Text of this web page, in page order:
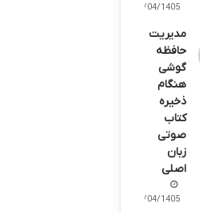
15/04/1405
مدیریت
حافظه
گوشی
هنگام
ذخیره
کتاب
صوتی
زبان
اصلی
10/04/1405